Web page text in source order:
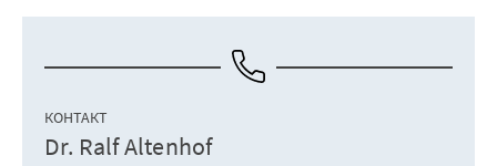
КОНТАКТ
Dr. Ralf Altenhof